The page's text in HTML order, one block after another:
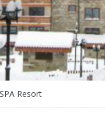
Resort